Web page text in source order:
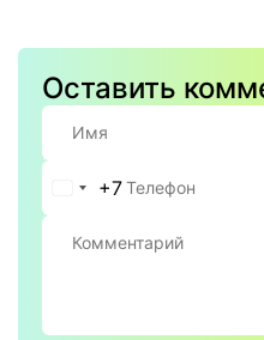
Оставить
Россия
+7